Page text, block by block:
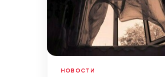
НОВОСТИ